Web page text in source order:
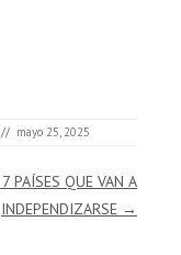
// mayo 25, 2025
PAÍSES QUE VAN A
INDEPENDIZARSE →